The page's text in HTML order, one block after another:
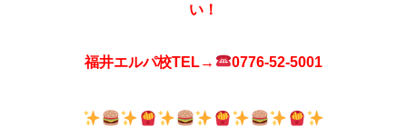
い！
福井エルパ校TEL→ 0776-52-5001